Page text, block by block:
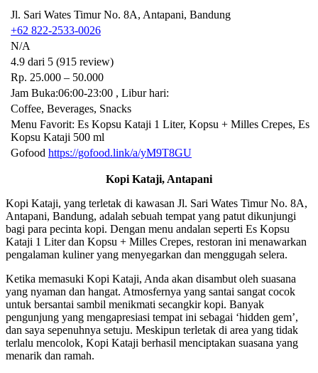
Jl. Sari Wates Timur No. 8A, Antapani, Bandung
+62 822-2533-0026
N/A
4.9 dari 5 (915 review)
Rp. 25.000 – 50.000
Jam Buka:06:00-23:00 , Libur hari:
Coffee, Beverages, Snacks
Menu Favorit: Es Kopsu Kataji 1 Liter, Kopsu + Milles Crepes, Es
Kopsu Kataji 500 ml
Gofood https://gofood.link/a/yM9T8GU
Kopi Kataji, Antapani
Kopi Kataji, yang terletak di kawasan Jl. Sari Wates Timur No. 8A,
Antapani, Bandung, adalah sebuah tempat yang patut dikunjungi
bagi para pecinta kopi. Dengan menu andalan seperti Es Kopsu
Kataji 1 Liter dan Kopsu + Milles Crepes, restoran ini menawarkan
pengalaman kuliner yang menyegarkan dan menggugah selera.
Ketika memasuki Kopi Kataji, Anda akan disambut oleh suasana
yang nyaman dan hangat. Atmosfernya yang santai sangat cocok
untuk bersantai sambil menikmati secangkir kopi. Banyak
pengunjung yang mengapresiasi tempat ini sebagai ‘hidden gem’,
dan saya sepenuhnya setuju. Meskipun terletak di area yang tidak
terlalu mencolok, Kopi Kataji berhasil menciptakan suasana yang
menarik dan ramah.